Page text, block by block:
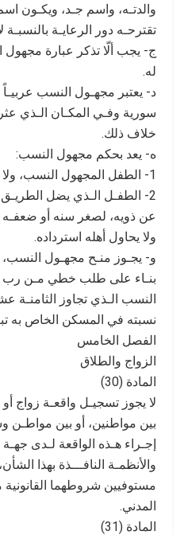
والدتـه، واسم جـد، ويكـون
تقترحـه دور الرعايـة
ج- يجب ألّا تذكر عبارة مجهول
له.
د- يعتبر مجهـول النسب
سورية وفـي المكـان الـذي
خلاف ذلك.
ه- يعد بحكم مجهول النسب:
1- الطفل المجهول النسب، ولا يوجد من يقوم بإعالته شرعاً.
2- الطفـل الـذي يضل الطريـق
عن ذويه، لصغر سنه أو ضعفـه
ولا يحاول أهله استرداده.
و- يجـوز منـح مجهـول النسب،
بنـاء على طلب خطي مـن رب
النسب الـذي تجاوز
نسبته في المسكن الخاص به
الفصل الخامس
الزواج والطلاق
المادة (30)
لا يجوز تسجيـل واقعـة زواج
بين مواطنين، أو بين مواطـن
إجـراء هـذه الواقعة لـدى
والأنظمـة النافـــذة بهذا
مستوفيين شروطهما
المدني.
المادة (31)